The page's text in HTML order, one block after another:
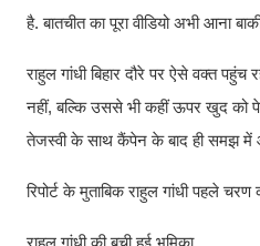
है. बातचीत का पूरा वीडियो अभी आना
राहुल गांधी बिहार दौरे पर ऐसे वक्त
नहीं, बल्कि उससे भी कहीं ऊपर खुद को
तेजस्वी के साथ कैंपेन के बाद ही समझ में
रिपोर्ट के मुताबिक राहुल गांधी पहले
राहुल गांधी की बची हुई भूमिका